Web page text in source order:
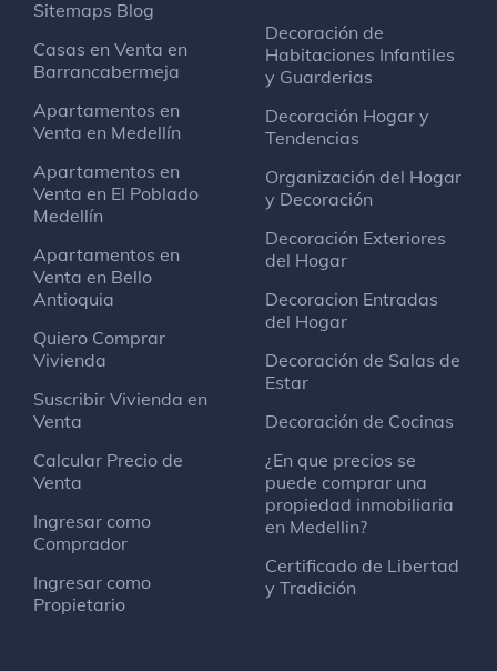
Estación de metro
Smart Fit
Gimnasio y estudio
Smart Fit Santafé
Virgen Rosa Mística
Santuario
Clinica Las Vegas
Microsoft
Cra 42 # 3 sur - 81
Sitemaps Blog
Casas en Venta en
Barrancabermeja
Apartamentos en
Venta en Medellín
Apartamentos en
Venta en El Poblado
Medellín
Apartamentos en
Venta en Bello
Antioquia
Quiero Comprar
Vivienda
Suscribir Vivienda en
Venta
Calcular Precio de
Venta
Ingresar como
Comprador
Ingresar como
Propietario
Decoración de
Habitaciones Infantiles
y Guarderias
Decoración Hogar y
Tendencias
Organización del Hogar
y Decoración
Decoración Exteriores
del Hogar
Decoracion Entradas
del Hogar
Decoración de Salas de
Estar
Decoración de Cocinas
¿En que precios se
puede comprar una
propiedad inmobiliaria
en Medellin?
Certificado de Libertad
y Tradición